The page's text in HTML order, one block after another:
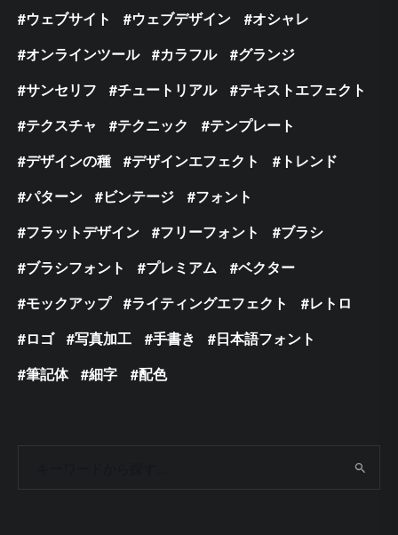
ウェブサイト
ウェブデザイン
オシャレ
オンラインツール
カラフル
グランジ
サンセリフ
チュートリアル
テキストエフェクト
テクスチャ
テクニック
テンプレート
デザインの種
デザインエフェクト
トレンド
パターン
ビンテージ
フォント
フラットデザイン
フリーフォント
ブラシ
ブラシフォント
プレミアム
ベクター
モックアップ
ライティングエフェクト
レトロ
ロゴ
写真加工 手書き
日本語フォント
筆記体
細字 配色